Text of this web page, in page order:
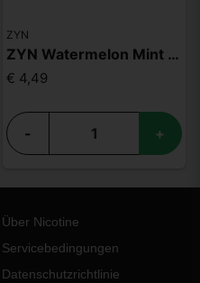
ZYN
ZYN Watermelon Mint Slim S2
€ 4,49
- +
Über Nicotine
Servicebedingungen
Datenschutzrichtlinie